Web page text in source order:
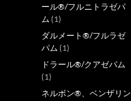
ール®/フルニトラゼパ
ム (1)
ダルメート®/フルラゼ
パム (1)
ドラール®/クアゼパム
(1)
ネルボン®、ベンザリン